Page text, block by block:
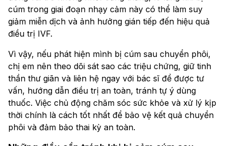
cúm trong giai đoạn nhạy cảm này có thể làm suy
giảm miễn dịch và ảnh hưởng gián tiếp đến hiệu quả
điều trị IVF.
Vì vậy, nếu phát hiện mình bị cúm sau chuyển phôi,
chị em nên theo dõi sát sao các triệu chứng, giữ tinh
thần thư giãn và liên hệ ngay với bác sĩ để được tư
vấn, hướng dẫn điều trị an toàn, tránh tự ý dùng
thuốc. Việc chủ động chăm sóc sức khỏe và xử lý kịp
thời chính là cách tốt nhất để bảo vệ kết quả chuyển
phôi và đảm bảo thai kỳ an toàn.